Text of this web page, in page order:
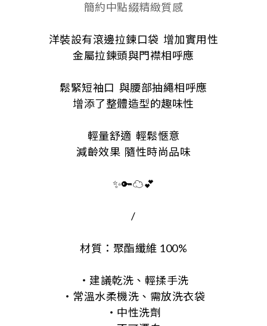
簡約中點綴精緻質感
洋裝設有滾邊拉鍊口袋 增加實用性
金屬拉鍊頭與門襟相呼應
鬆緊短袖口 與腰部抽繩相呼應
增添了整體造型的趣味性
輕量舒適 輕鬆愜意
減齡效果 隨性時尚品味
✨🔑☁️💕
/
材質：聚酯纖維 100%
・建議乾洗、輕揉手洗
・常溫水柔機洗、需放洗衣袋
・中性洗劑